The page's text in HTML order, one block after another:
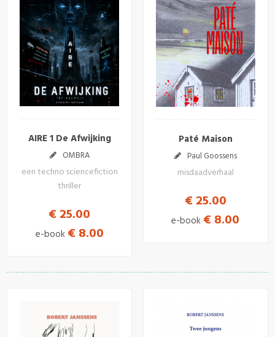
AIRE 1 De Afwijking
OMBRA
een techno sciencefiction
thriller
€ 25.00
e-book € 8.00
Paté Maison
Paul Goossens
misdaadverhaal
€ 25.00
e-book € 8.00